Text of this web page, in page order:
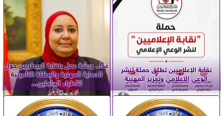
نقابة الإعلاميين تطلق حملة لنشر
الوعي الإعلامي وتعزيز المهنية
غدا.. ورشة عمل بنقابة البيطريين حول
الحماية المهنية والمظلة التأمينية
للأطباء العاملين...